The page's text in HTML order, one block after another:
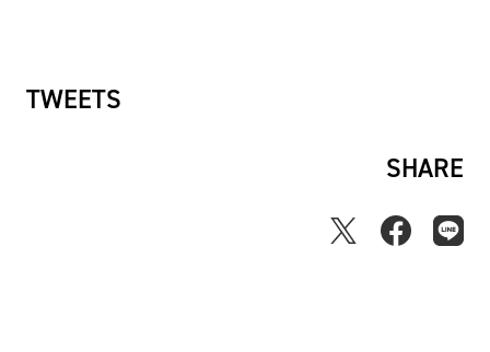
TWEETS
SHARE